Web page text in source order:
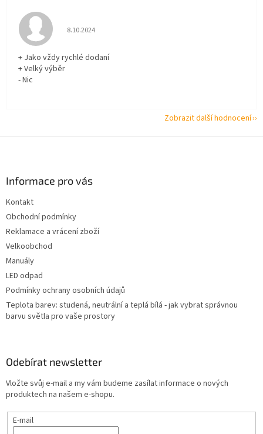
Hodnocení obchodu je 5 z 5 hvězdiček.
8.10.2024
+ Jako vždy rychlé dodaní
+ Velký výběr
- Nic
Zobrazit další hodnocení
Informace pro vás
Kontakt
Obchodní podmínky
Reklamace a vrácení zboží
Velkoobchod
Manuály
LED odpad
Podmínky ochrany osobních údajů
Teplota barev: studená, neutrální a teplá bílá - jak vybrat správnou
barvu světla pro vaše prostory
Odebírat newsletter
Vložte svůj e-mail a my vám budeme zasílat informace o nových
produktech na našem e-shopu.
E-mail